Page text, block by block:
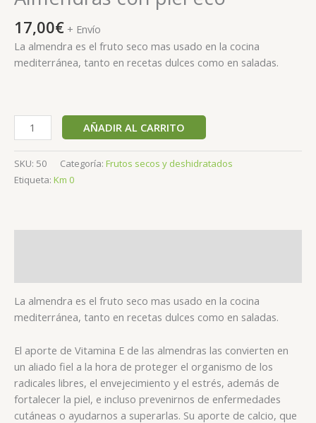
17,00€ + Envío
La almendra es el fruto seco mas usado en la cocina
mediterránea, tanto en recetas dulces como en saladas.
AÑADIR AL CARRITO
SKU: 50 Categoría: Frutos secos y deshidratados
Etiqueta: Km 0
La almendra es el fruto seco mas usado en la cocina
mediterránea, tanto en recetas dulces como en saladas.
El aporte de Vitamina E de las almendras las convierten en
un aliado fiel a la hora de proteger el organismo de los
radicales libres, el envejecimiento y el estrés, además de
fortalecer la piel, e incluso prevenirnos de enfermedades
cutáneas o ayudarnos a superarlas. Su aporte de calcio, que